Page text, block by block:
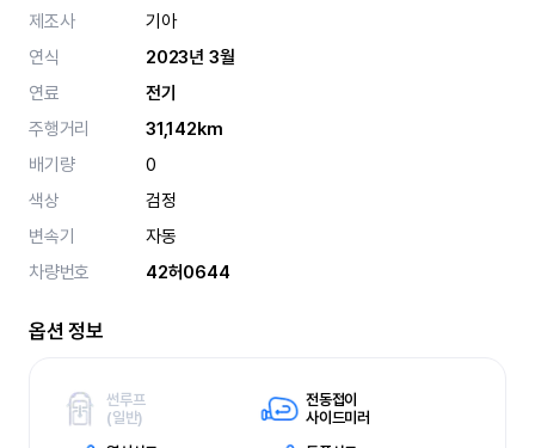
제조사
기아
연식
2023년 3월
연료
전기
주행거리
31,142km
배기량
0
색상
검정
변속기
자동
차량번호
42허0644
옵션 정보
썬루프
(일반)
전동접이
사이드미러